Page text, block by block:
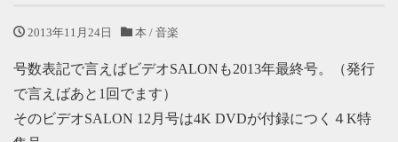
2013年11月24日 本 / 音楽
号数表記で言えばビデオSALONも2013年最終号。（発行
で言えばあと1回でます）
そのビデオSALON 12月号は4K DVDが付録につく４K特